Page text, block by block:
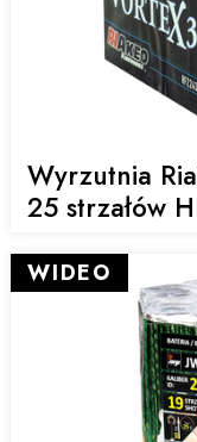
Wyrzutnia
25 strzałów
WIDEO